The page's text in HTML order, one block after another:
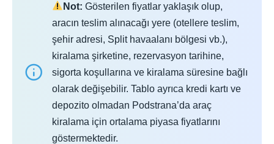
Not: Gösterilen fiyatlar yaklaşık olup,
aracın teslim alınacağı yere (otellere teslim,
şehir adresi, Split havaalanı bölgesi vb.),
kiralama şirketine, rezervasyon tarihine,
sigorta koşullarına ve kiralama süresine bağlı
olarak değişebilir. Tablo ayrıca kredi kartı ve
depozito olmadan Podstrana’da araç
kiralama için ortalama piyasa fiyatlarını
göstermektedir.